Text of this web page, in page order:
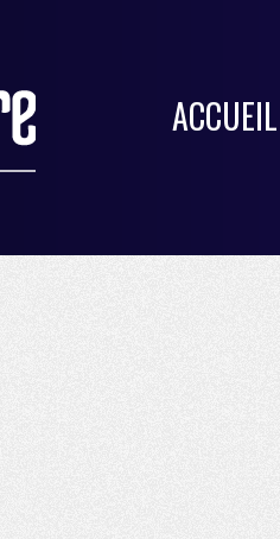
ACCUEIL